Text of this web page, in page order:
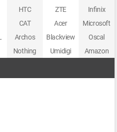
HTC ZTE
Infinix
CAT Acer
Microsoft
Archos Blackview
Oscal
Nothing Umidigi Amazon